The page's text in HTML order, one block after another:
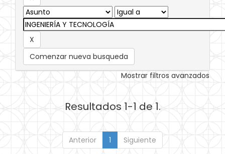
Comenzar nueva busqueda
Mostrar filtros avanzados
Resultados 1-1 de 1.
Anterior 1 Siguiente